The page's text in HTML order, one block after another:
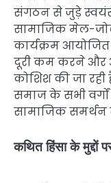
संगठन से जुड़े
सामाजिक मेल-
कार्यक्रम
दूरी कम करने और
कोशिश की जा रही
समाज के सभी
सामाजिक समर्थन
कथित हिंसा के मुद्दों